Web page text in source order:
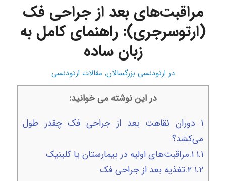
مراقبت‌های بعد از جراحی فک
(ارتوسرجری): راهنمای کامل به
زبان ساده
در ارتودنسی بزرگسالان, مقالات ارتودنسی
در این نوشته می خوانید:
۱ دوران نقاهت بعد از جراحی فک چقدر طول
می‌کشد؟
۱.۱
۱.۲